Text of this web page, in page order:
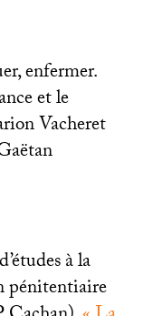
enfermer.
et le
Vacheret
à la
pénitentiaire